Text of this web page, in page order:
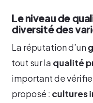
Le niveau de
diversité des
La réputation d’un
tout sur la qualité
important de
proposé : cultures